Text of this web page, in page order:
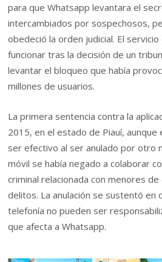
para que Whatsapp levantara el
intercambiados por sospechosos,
obedeció la orden judicial. El
funcionar tras la decisión de un
levantar el bloqueo que había
millones de usuarios.
La primera sentencia contra la
2015, en el estado de Piauí, aunque
ser efectivo al ser anulado por otro
móvil se había negado a colaborar
criminal relacionada con menores
delitos. La anulación se sustentó en
telefonía no pueden ser
que afecta a Whatsapp.